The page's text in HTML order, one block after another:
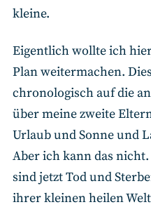
kleine.
Eigentlich wollte ich
Plan weitermachen.
chronologisch auf die
über meine zweite
Urlaub und Sonne und
Aber ich kann das
sind jetzt Tod und
ihrer kleinen heilen